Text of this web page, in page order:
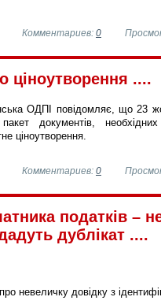
Комментариев: 0
ціноутворення ....
ОДПІ повідомляє, що 23
пакет документів,
ціноутворення.
Комментариев: 0
податків –
дублікат ....
невеличку довідку з